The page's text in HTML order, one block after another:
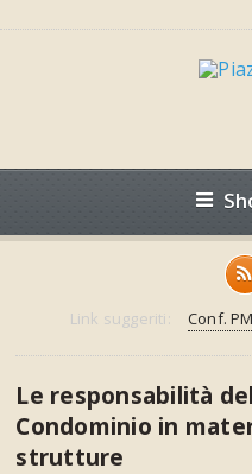
Link suggeriti: Conf.
Le responsabilità
Condominio in
strutture